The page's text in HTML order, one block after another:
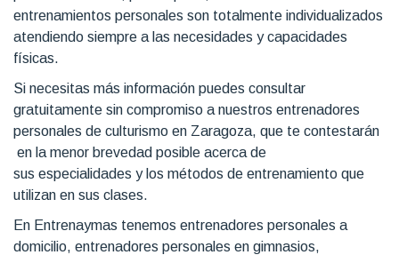
entrenamientos personales son totalmente individualizados
atendiendo siempre a las necesidades y capacidades
físicas.
Si necesitas más información puedes consultar
gratuitamente sin compromiso a nuestros entrenadores
personales de culturismo en Zaragoza, que te contestarán
en la menor brevedad posible acerca de
sus especialidades y los métodos de entrenamiento que
utilizan en sus clases.
En Entrenaymas tenemos entrenadores personales a
domicilio, entrenadores personales en gimnasios,